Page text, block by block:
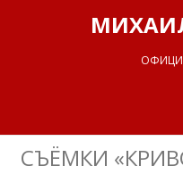
СЪЁМКИ